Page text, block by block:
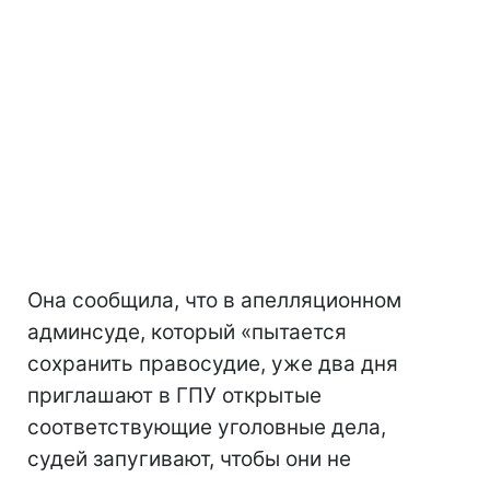
Она сообщила, что в апелляционном
админсуде, который «пытается
сохранить правосудие, уже два дня
приглашают в ГПУ открытые
соответствующие уголовные дела,
судей запугивают, чтобы они не